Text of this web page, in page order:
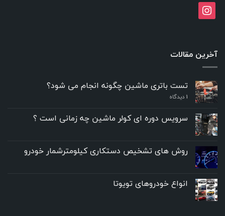
instagram
آخرین مقالات
تست باتری ماشین چگونه انجام می شود؟
۱ دیدگاه
سرویس دوره ای کولر ماشین چه زمانی است ؟
روش های تشخیص دستکاری کیلومترشمار خودرو
انواع خودروهای تویوتا